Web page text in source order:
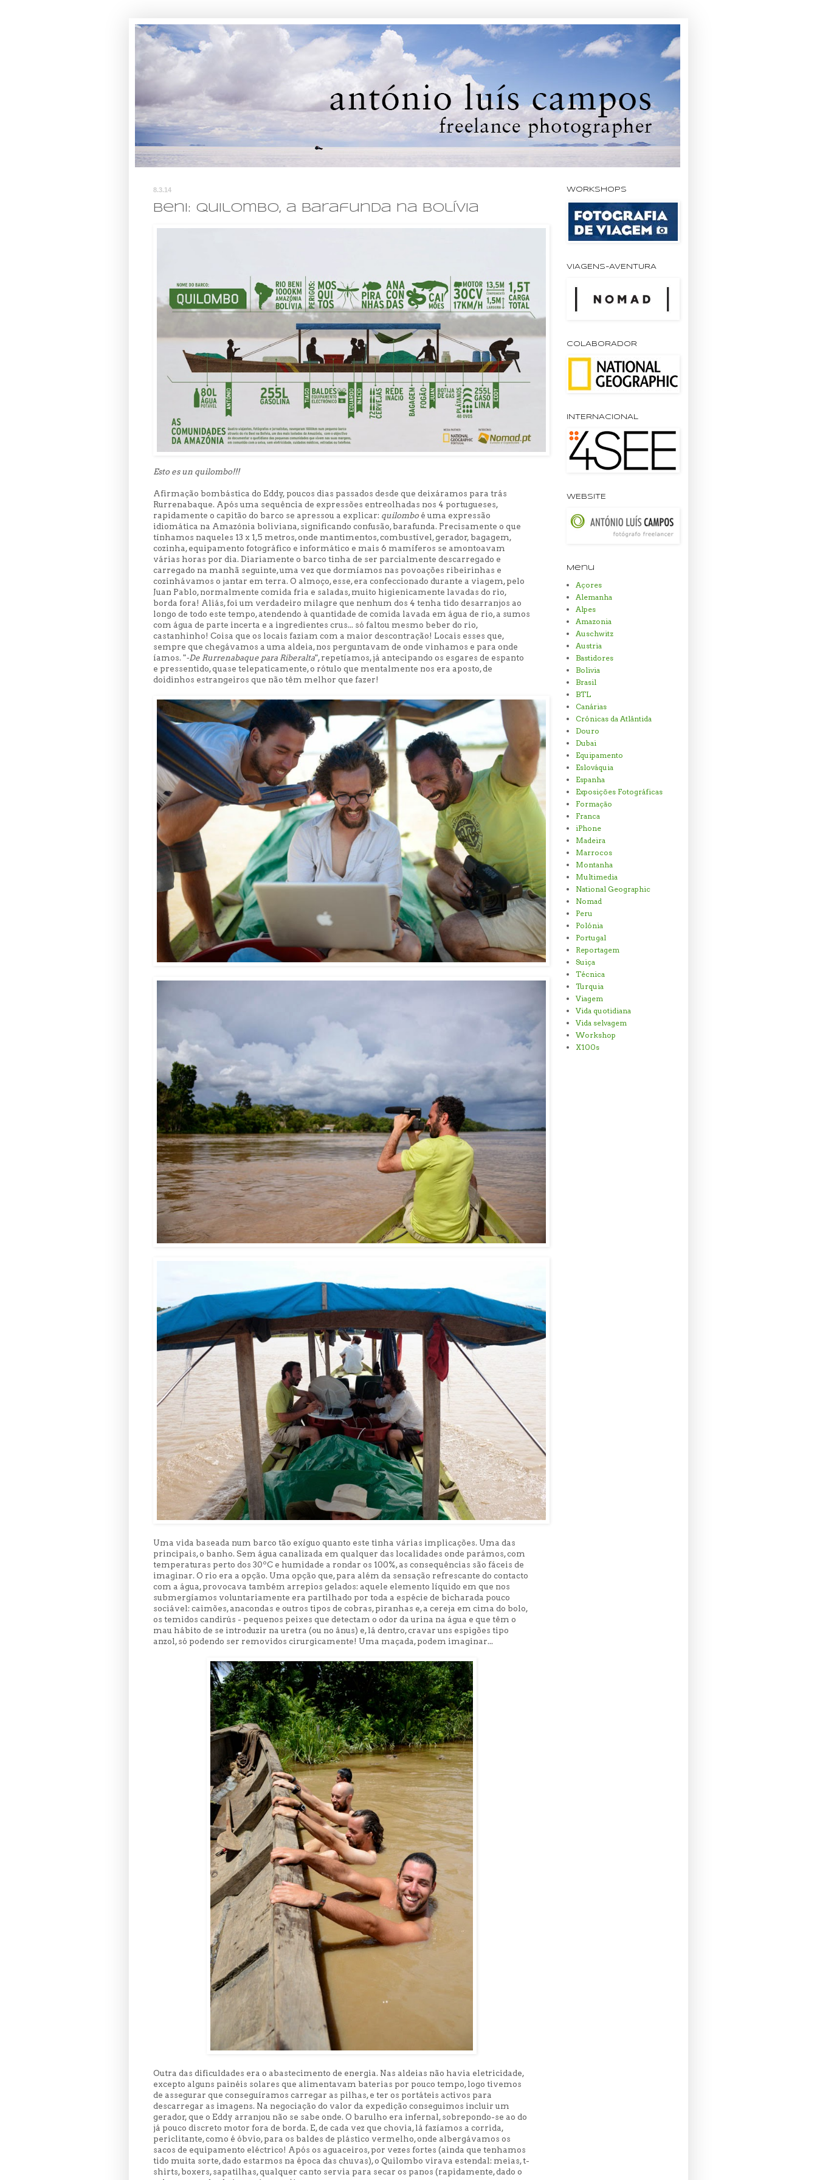
8.3.14
Beni: Quilombo, a barafunda na Bolívia
Esto es un quilombo!!!
Afirmação bombástica do Eddy, poucos dias passados desde que deixáramos para trás
Rurrenabaque. Após uma sequência de expressões entreolhadas nos 4 portugueses,
rapidamente o capitão do barco se apressou a explicar: quilomboé uma expressão
idiomática na Amazónia boliviana, significando confusão, barafunda. Precisamente o que
tínhamos naqueles 13 x 1,5 metros, onde mantimentos, combustível, gerador, bagagem,
cozinha, equipamento fotográfico e informático e mais 6 mamíferos se amontoavam
várias horas por dia. Diariamente o barco tinha de ser parcialmente descarregado e
carregado na manhã seguinte, uma vez que dormíamos nas povoações ribeirinhas e
cozinhávamos o jantar em terra. O almoço, esse, era confeccionado durante a viagem, pelo
Juan Pablo, normalmente comida fria e saladas, muito higienicamente lavadas do rio,
borda fora! Aliás, foi um verdadeiro milagre que nenhum dos 4 tenha tido desarranjos ao
longo de todo este tempo, atendendo à quantidade de comida lavada em água de rio, a sumos
com água de parte incerta e a ingredientes crus... só faltou mesmo beber do rio,
castanhinho! Coisa que os locais faziam com a maior descontração! Locais esses que,
sempre que chegávamos a uma aldeia, nos perguntavam de onde vinhamos e para onde
íamos. "-De Rurrenabaque para Riberalta", repetíamos, já antecipando os esgares de espanto
e pressentido, quase telepaticamente, o rótulo que mentalmente nos era aposto, de
doidinhos estrangeiros que não têm melhor que fazer!
Uma vida baseada num barco tão exíguo quanto este tinha várias implicações. Uma das
principais, o banho. Sem água canalizada em qualquer das localidades onde parámos, com
temperaturas perto dos 30ºC e humidade a rondar os 100%, as consequências são fáceis de
imaginar. O rio era a opção. Uma opção que, para além da sensação refrescante do contacto
com a água, provocava também arrepios gelados: aquele elemento líquido em que nos
submergíamos voluntariamente era partilhado por toda a espécie de bicharada pouco
sociável: caimões, anacondas e outros tipos de cobras, piranhas e, a cereja em cima do bolo,
os temidos candirús - pequenos peixes que detectam o odor da urina na água e que têm o
mau hábito de se introduzir na uretra (ou no ânus) e, lá dentro, cravar uns espigões tipo
anzol, só podendo ser removidos cirurgicamente! Uma maçada, podem imaginar...
Outra das dificuldades era o abastecimento de energia. Nas aldeias não havia eletricidade,
excepto alguns painéis solares que alimentavam baterias por pouco tempo, logo tivemos
de assegurar que conseguíramos carregar as pilhas, e ter os portáteis activos para
descarregar as imagens. Na negociação do valor da expedição conseguimos incluir um
gerador, que o Eddy arranjou não se sabe onde. O barulho era infernal, sobrepondo-se ao do
já pouco discreto motor fora de borda. E, de cada vez que chovia, lá fazíamos a corrida,
periclitante, como é óbvio, para os baldes de plástico vermelho, onde albergávamos os
sacos de equipamento eléctrico! Após os aguaceiros, por vezes fortes (ainda que tenhamos
tido muita sorte, dado estarmos na época das chuvas), o Quilombo virava estendal: meias, t-
shirts, boxers, sapatilhas, qualquer canto servia para secar os panos (rapidamente, dado o
WORKSHOPS
VIAGENS-AVENTURA
COLABORADOR
INTERNACIONAL
WEBSITE
Menu
Açores
Alemanha
Alpes
Amazonia
Auschwitz
Austria
Bastidores
Bolivia
Brasil
BTL
Canárias
Crónicas da Atlântida
Douro
Dubai
Equipamento
Eslováquia
Espanha
Exposições Fotográficas
Formação
Franca
iPhone
Madeira
Marrocos
Montanha
Multimedia
National Geographic
Nomad
Peru
Polónia
Portugal
Reportagem
Suiça
Técnica
Turquia
Viagem
Vida quotidiana
Vida selvagem
Workshop
X100s